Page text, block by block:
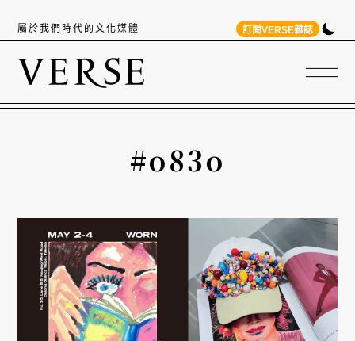
屬於我們時代的文化媒體 訂閱VERSE雜誌
#o83o